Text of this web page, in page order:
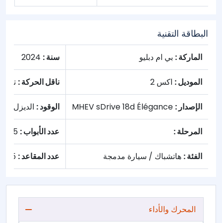
البطاقة التقنية
الماركة : بي ام دبليو سنة :
الموديل : اكس 2 ناقل الحركة :
الإصدار : الوقود : الديزل
المرحلة : عدد الأبواب :
الفئة : هاتشباك / سيارة مدمجة عدد المقاعد :
المحرك والأداء